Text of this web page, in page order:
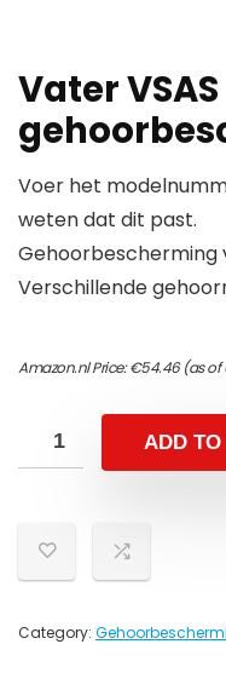
Vater VSAS
Voer het
weten dat dit past.
Gehoorbescherming
Verschillende
Amazon.nl Price:€54.46(as of
ADD
Category: